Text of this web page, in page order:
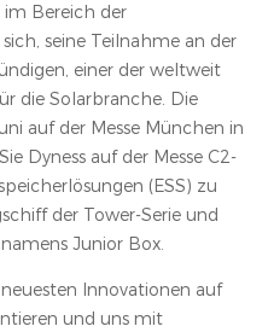
im Bereich der
seine Teilnahme an der
einer der weltweit
die Solarbranche. Die
auf der Messe München in
Dyness auf der Messe C2-
(ESS) zu
der Tower-Serie und
Junior Box.
Innovationen auf
und uns mit